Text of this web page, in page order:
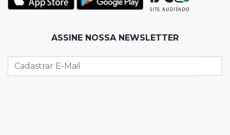
Instabilidade avança sobre MS nesta sexta e
ASSINE NOSSA NEWSLETTER